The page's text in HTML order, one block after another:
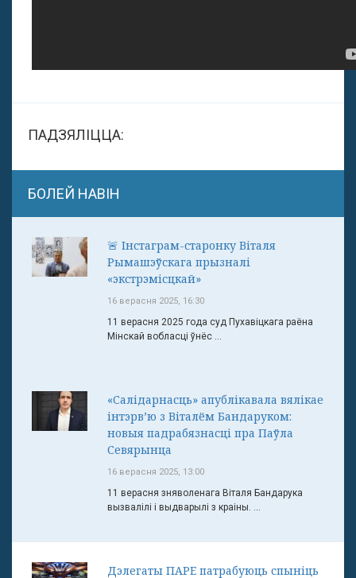
ПАДЗЯЛІЦЦА:
БОЛЕЙ НАВІН
🚨 Інстаграм-старонку Віталя
Рымашэўскага прызналі
«экстрэмісцкай»
16 верасня 2025, 16:30
11 верасня 2025 года суд Пухавіцкага раёна
Мінскай вобласці ўнёс ...
«Салідарнасць» апублікавала вялікае
інтэрв’ю з Віталём Бандаруком:
новыя падрабязнасці пра Паўла
Севярынца
16 верасня 2025, 13:00
11 верасня зняволенага Віталя Бандарука
вызвалілі і выдварылі з краіны. ...
Дэлегаты ПАРЕ патрабуюць спыніць